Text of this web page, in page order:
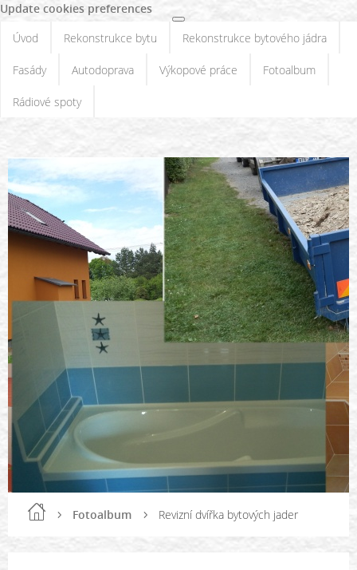
Update cookies preferences
Úvod
Rekonstrukce bytu Rekonstrukce bytového jádra
Fasády Autodoprava Výkopové práce Fotoalbum
Rádiové spoty
Fotoalbum Revizní dvířka bytových jader